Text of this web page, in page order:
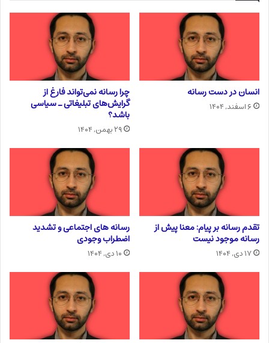
انسان در دست رسانه
۶ اسفند, ۱۴۰۴
چرا رسانه نمی‌تواند فارغ از
گرایش‌های تبلیغاتی ـ سیاسی
باشد؟
۲۹ بهمن, ۱۴۰۴
تقدم رسانه بر پیام: معنا پیش از
رسانه موجود نیست
۱۷ دی, ۱۴۰۴
رسانه های اجتماعی و تشدید
اضطراب وجودی
۱۰ دی, ۱۴۰۴